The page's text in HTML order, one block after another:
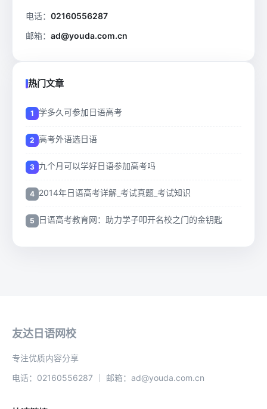
电话： 02160556287
邮箱： ad@youda.com.cn
热门文章
学多久可参加日语高考
高考外语选日语
九个月可以学好日语参加高考吗
2014年日语高考详解_考试真题_考试知识
日语高考教育网：助力学子叩开名校之门的金钥匙
友达日语网校
专注优质内容分享
电话：02160556287 ｜ 邮箱：ad@youda.com.cn